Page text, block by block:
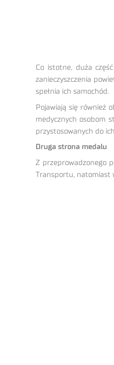
Co istotne, duża
zanieczyszczenia
spełnia ich samochód.
Pojawiają się również
medycznych osobom
przystosowanych do
Druga strona medalu
Z przeprowadzonego
Transportu, natomiast